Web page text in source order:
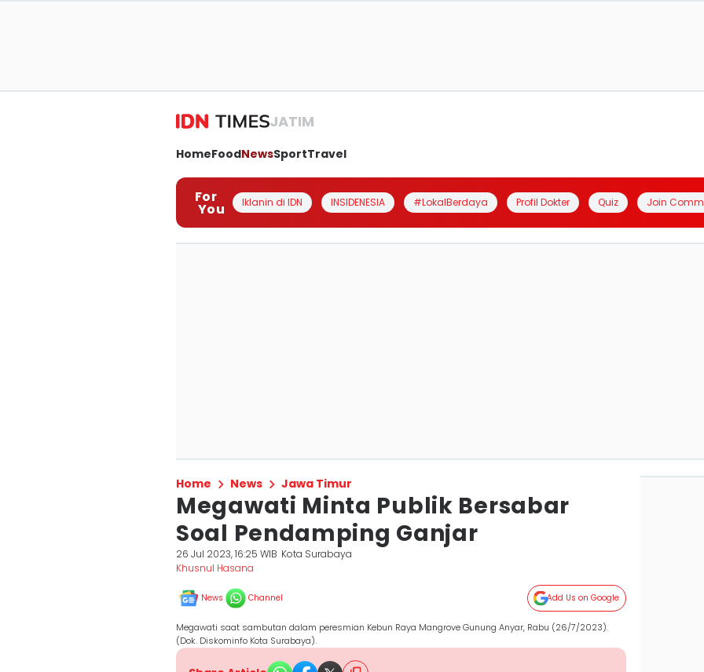
JATIM
HomeFoodNewsSportTravel
For
You Iklanin di IDN INSIDENESIA #LokalBerdaya Profil Dokter Quiz Join
Home News Jawa Timur
Megawati Minta Publik Bersabar
Soal Pendamping Ganjar
26 Jul 2023, 16:25 WIB Kota Surabaya
Khusnul Hasana
News Channel Add Us on Google
Megawati saat sambutan dalam peresmian Kebun Raya Mangrove Gunung Anyar, Rabu (26/7/2023).
(Dok. Diskominfo Kota Surabaya).